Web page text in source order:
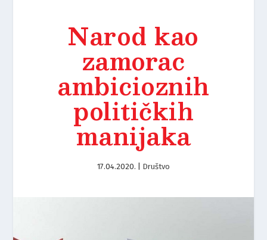
Narod kao
zamorac
ambicioznih
političkih
manijaka
17.04.2020. Društvo